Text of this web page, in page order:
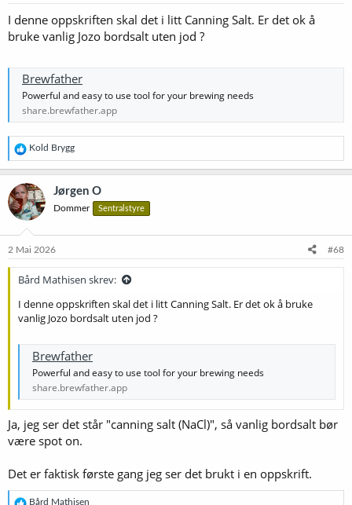
:
I denne oppskriften skal det i litt Canning Salt. Er det ok å
bruke vanlig Jozo bordsalt uten jod ?
Brewfather
Powerful and easy to use tool for your brewing needs
share.brewfather.app
R
e
a
k
s
j
o
e
Kold Brygg
Jørgen O
Dommer Sentralstyre
2 Mai 2026 #68
Bård Mathisen skrev:
I denne oppskriften skal det i litt Canning Salt. Er det ok å bruke
vanlig Jozo bordsalt uten jod ?
Brewfather
Powerful and easy to use tool for your brewing needs
share.brewfather.app
Ja, jeg ser det står "canning salt (NaCl)", så vanlig bordsalt bør
være spot on.
Det er faktisk første gang jeg ser det brukt i en oppskrift.
R
Bård Mathisen